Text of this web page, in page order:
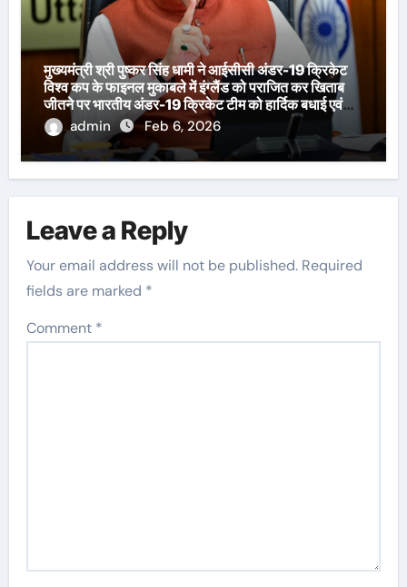
मुख्यमंत्री श्री पुष्कर सिंह धामी ने आईसीसी अंडर-19 क्रिकेट
विश्व कप के फाइनल मुकाबले में इंग्लैंड को पराजित कर खिताब
जीतने पर भारतीय अंडर-19 क्रिकेट टीम को हार्दिक बधाई एवं
शुभकामनाएँ दी हैं।
admin Feb 6, 2026
Leave a Reply
Your email address will not be published. Required
fields are marked *
Comment *